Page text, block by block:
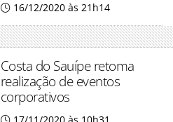
16/12/2020 às 21h14
Costa do Sauípe retoma
realização de eventos
corporativos